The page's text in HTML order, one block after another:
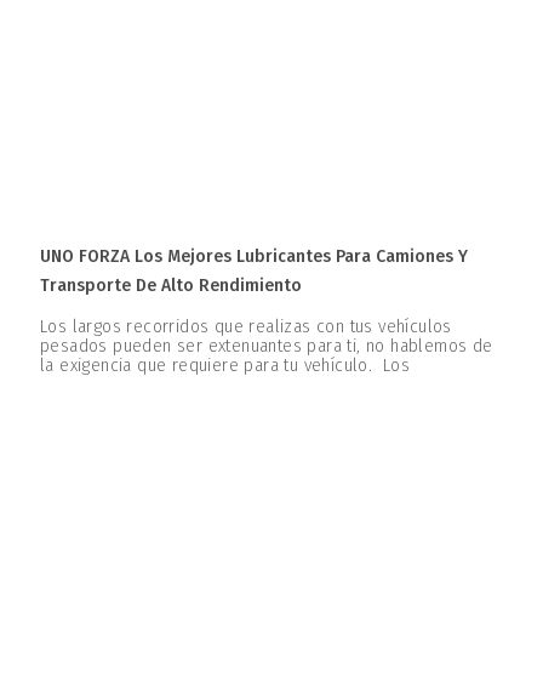
UNO FORZA Los Mejores Lubricantes Para Camiones Y
Transporte De Alto Rendimiento
Los largos recorridos que realizas con tus vehículos
pesados pueden ser extenuantes para ti, no hablemos de
la exigencia que requiere para tu vehículo. Los